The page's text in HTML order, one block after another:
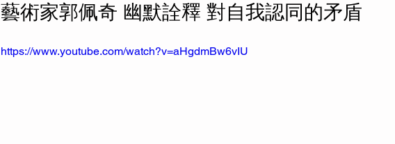
藝術家郭佩奇 幽默詮釋 對自我認同的矛盾
https://www.youtube.com/watch?v=aHgdmBw6vIU